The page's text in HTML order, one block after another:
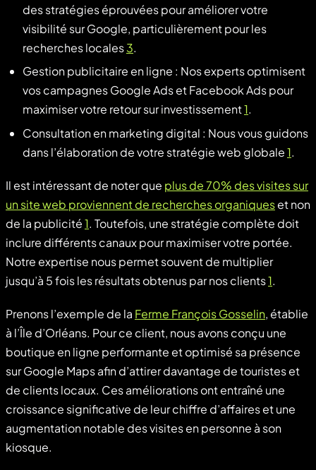
des stratégies éprouvées pour améliorer votre
visibilité sur Google, particulièrement pour les
recherches locales3.
Gestion publicitaire en ligne : Nos experts optimisent
vos campagnes Google Ads et Facebook Ads pour
maximiser votre retour sur investissement1.
Consultation en marketing digital : Nous vous guidons
dans l’élaboration de votre stratégie web globale1.
Il est intéressant de noter que plus de 70% des visites sur
un site web proviennent de recherches organiqueset non
de la publicité1. Toutefois, une stratégie complète doit
inclure différents canaux pour maximiser votre portée.
Notre expertise nous permet souvent de multiplier
jusqu’à 5 fois les résultats obtenus par nos clients1.
Prenons l’exemple de la Ferme François Gosselin, établie
à l’Île d’Orléans. Pour ce client, nous avons conçu une
boutique en ligne performante et optimisé sa présence
sur Google Maps afin d’attirer davantage de touristes et
de clients locaux. Ces améliorations ont entraîné une
croissance significative de leur chiffre d’affaires et une
augmentation notable des visites en personne à son
kiosque.